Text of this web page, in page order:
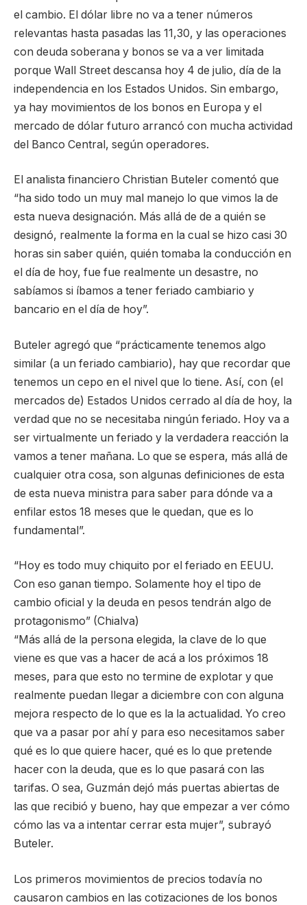
el cambio. El dólar libre no va a tener números
relevantas hasta pasadas las 11,30, y las operaciones
con deuda soberana y bonos se va a ver limitada
porque Wall Street descansa hoy 4 de julio, día de la
independencia en los Estados Unidos. Sin embargo,
ya hay movimientos de los bonos en Europa y el
mercado de dólar futuro arrancó con mucha actividad
del Banco Central, según operadores.
El analista financiero Christian Buteler comentó que
“ha sido todo un muy mal manejo lo que vimos la de
esta nueva designación. Más allá de de a quién se
designó, realmente la forma en la cual se hizo casi 30
horas sin saber quién, quién tomaba la conducción en
el día de hoy, fue fue realmente un desastre, no
sabíamos si íbamos a tener feriado cambiario y
bancario en el día de hoy”.
Buteler agregó que “prácticamente tenemos algo
similar (a un feriado cambiario), hay que recordar que
tenemos un cepo en el nivel que lo tiene. Así, con (el
mercados de) Estados Unidos cerrado al día de hoy, la
verdad que no se necesitaba ningún feriado. Hoy va a
ser virtualmente un feriado y la verdadera reacción la
vamos a tener mañana. Lo que se espera, más allá de
cualquier otra cosa, son algunas definiciones de esta
de esta nueva ministra para saber para dónde va a
enfilar estos 18 meses que le quedan, que es lo
fundamental”.
“Hoy es todo muy chiquito por el feriado en EEUU.
Con eso ganan tiempo. Solamente hoy el tipo de
cambio oficial y la deuda en pesos tendrán algo de
protagonismo” (Chialva)
“Más allá de la persona elegida, la clave de lo que
viene es que vas a hacer de acá a los próximos 18
meses, para que esto no termine de explotar y que
realmente puedan llegar a diciembre con con alguna
mejora respecto de lo que es la la actualidad. Yo creo
que va a pasar por ahí y para eso necesitamos saber
qué es lo que quiere hacer, qué es lo que pretende
hacer con la deuda, que es lo que pasará con las
tarifas. O sea, Guzmán dejó más puertas abiertas de
las que recibió y bueno, hay que empezar a ver cómo
cómo las va a intentar cerrar esta mujer”, subrayó
Buteler.
Los primeros movimientos de precios todavía no
causaron cambios en las cotizaciones de los bonos